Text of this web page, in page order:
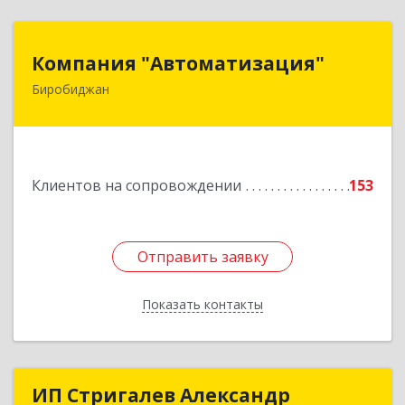
Компания "Автоматизация"
Биробиджан
Клиентов на сопровождении 153
Отправить заявку
Показать контакты
679016, Еврейская Аобл, Биробиджан г,
Отправить заявку
Назад
ИП Стригалев Александр
ИП Стригалев Александр